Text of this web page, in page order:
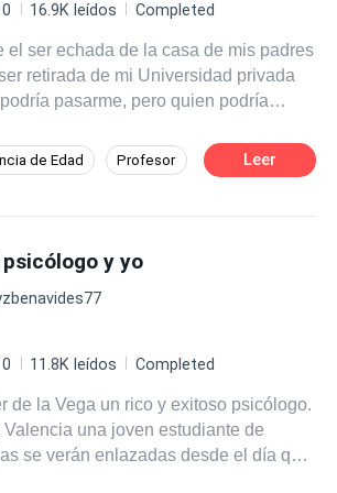
16.9K leídos Completed
el ser echada de la casa de mis padres
retirada de mi Universidad privada
pasarme, pero quien podría
profesor, mi apuesto
tentador profesor, me tortura con sus
lo nuestro, seguiré demostrándole
nuevos
mucho mas cuando no
que él es mi mayor fan, aunque….
de Edad Profesor Leer
psicólogo y yo
11.8K leídos Completed
de la Vega un rico y exitoso psicólogo.
una joven estudiante de